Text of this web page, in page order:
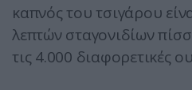
καπνός του τσιγάρου
λεπτών σταγονιδίων
τις 4.000 διαφορετικές